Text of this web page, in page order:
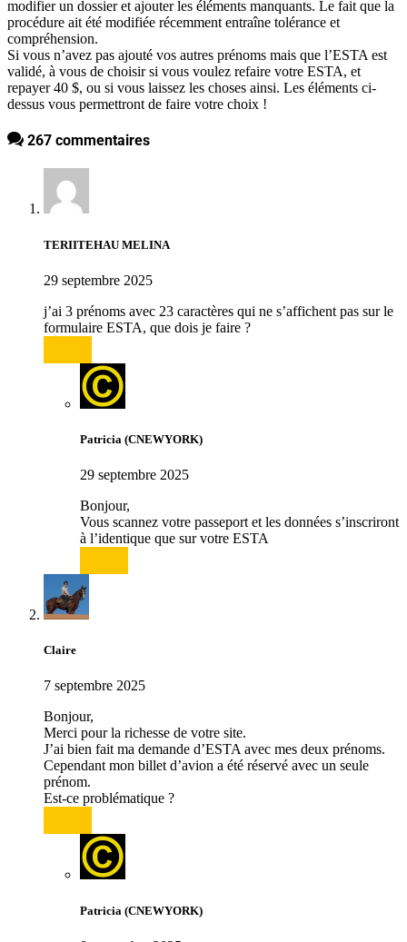
modifier un dossier et ajouter les éléments manquants. Le fait que la
procédure ait été modifiée récemment entraîne tolérance et
compréhension.
Si vous n’avez pas ajouté vos autres prénoms mais que l’ESTA est
validé, à vous de choisir si vous voulez refaire votre ESTA, et
repayer 40 $, ou si vous laissez les choses ainsi. Les éléments ci-
dessus vous permettront de faire votre choix !
267 commentaires
TERIITEHAU MELINA
29 septembre 2025
j’ai 3 prénoms avec 23 caractères qui ne s’affichent pas sur le
formulaire ESTA, que dois je faire ?
Patricia (CNEWYORK)
29 septembre 2025
Bonjour,
Vous scannez votre passeport et les données s’inscriront
à l’identique que sur votre ESTA
Claire
7 septembre 2025
Bonjour,
Merci pour la richesse de votre site.
J’ai bien fait ma demande d’ESTA avec mes deux prénoms.
Cependant mon billet d’avion a été réservé avec un seule
prénom.
Est-ce problématique ?
Patricia (CNEWYORK)